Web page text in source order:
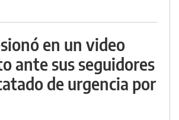
en un video
ante sus seguidores
de urgencia por